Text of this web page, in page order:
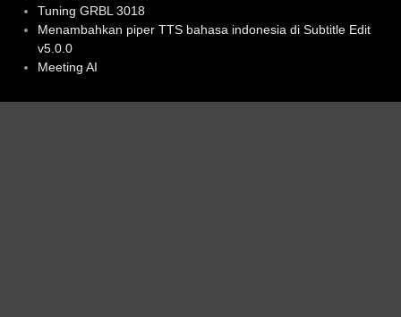
Tuning GRBL 3018
Menambahkan piper TTS bahasa indonesia di Subtitle Edit
v5.0.0
Meeting AI